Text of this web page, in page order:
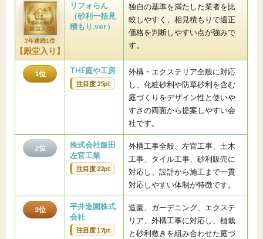
3年連続1位
【殿堂入り】
リフォらん
（砂利一括見
積もり.ver）
独自の基準を満たした業者を比
較しやすく、相見積もりで適正
価格を判断しやすい点が強みで
す。
1位 THE庭や工房
注目度 25pt
外構・エクステリア全般に対応
し、化粧砂利や防草砂利を含む
庭づくりをデザイン性と使いや
すさの両面から提案しやすい会
社です。
2位
株式会社飯田
左官工業
注目度 22pt
外構工事全般、左官工事、土木
工事、タイル工事、砂利販売に
対応し、設計から施工まで一貫
対応しやすい体制が特徴です。
3位
平井造園株式
会社
注目度 17pt
造園、ガーデニング、エクステ
リア、外構工事に対応し、植栽
と砂利敷きを組み合わせた庭づ